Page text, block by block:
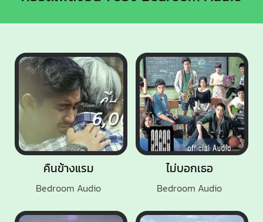
ไม่บอกเธอ
Bedroom Audio
คืนข้างแรม
Bedroom Audio